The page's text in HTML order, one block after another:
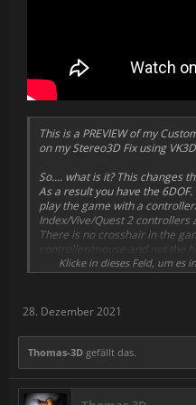
This is a PREVIEW of my
on my Stereo3D Fix using
So.... what is it? This changes
As a result you have the
play the game with a
Index/Vive/Quest 2 controllers
There is no crosshair in the
controller/mouse and not the
like it as well
This was:
Captured using OBS.
Running on a Vive Pro 2 at
(Hence the 5K in the video ^_^).
High Game settings, with TAA
Klicke in dieses Feld, um es
28. Dezember 2021
Thomas-3D gefällt das.